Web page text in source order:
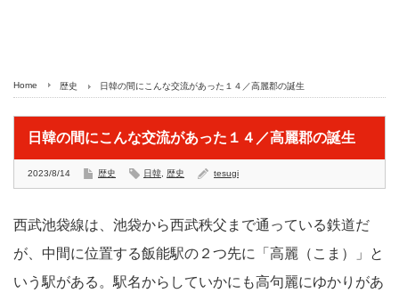
Home 歴史 日韓の間にこんな交流があった１４／高麗郡の誕生
日韓の間にこんな交流があった１４／高麗郡の誕生
2023/8/14 歴史 日韓 歴史 tesugi
西武池袋線は、池袋から西武秩父まで通っている鉄道だ
が、中間に位置する飯能駅の２つ先に「高麗（こま）」と
いう駅がある。駅名からしていかにも高句麗にゆかりがあ